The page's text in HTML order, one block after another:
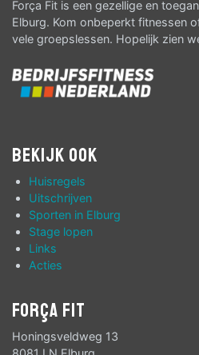
Força Fit is een gezellige en
Elburg. Kom onbeperkt fitnessen
vele groepslessen. Hopelijk zien
Bekijk ook
Huisregels
Uitschrijven
Sporten in Elburg
Stage lopen
Links
Acties
Força Fit
Honingsveldweg 13